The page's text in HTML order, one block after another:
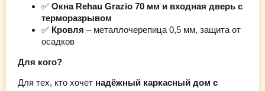
✅ Окна Rehau Grazio 70 мм и входная дверь с
терморазрывом
✅ Кровля – металлочерепица 0,5 мм, защита от
осадков
Для кого?
Для тех, кто хочет надёжный каркасный дом с